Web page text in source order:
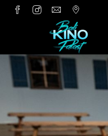
Zum Hauptinhalt springen